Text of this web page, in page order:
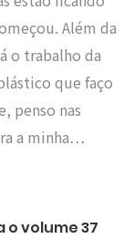
Além da
o trabalho da
que faço
penso nas
a minha…
volume 37